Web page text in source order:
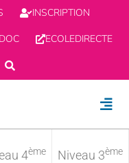
INSCRIPTION
ECOLEDIRECTE
4ème Niveau 3ème